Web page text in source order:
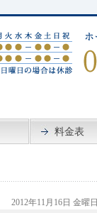
料金表
2012年11月16日 金曜日